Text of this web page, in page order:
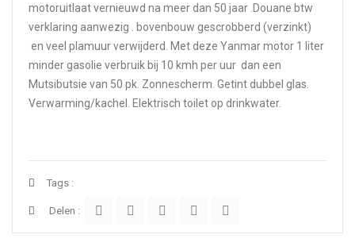
motoruitlaat vernieuwd na meer dan 50 jaar .Douane btw
verklaring aanwezig . bovenbouw gescrobberd (verzinkt)
en veel plamuur verwijderd. Met deze Yanmar motor 1 liter
minder gasolie verbruik bij 10 kmh per uur dan een
Mutsibutsie van 50 pk. Zonnescherm. Getint dubbel glas.
Verwarming/kachel. Elektrisch toilet op drinkwater.
Tags :
Delen :